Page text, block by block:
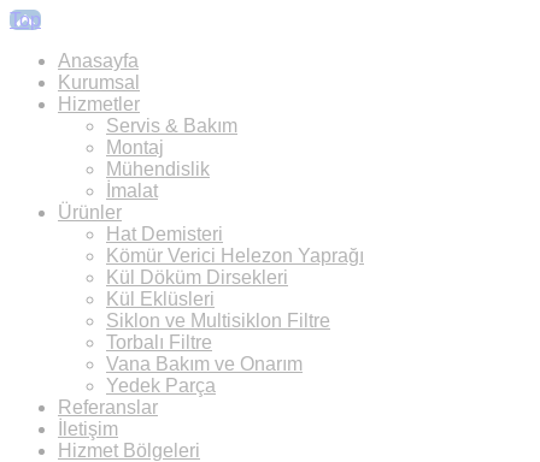
Top
Anasayfa
Kurumsal
Hizmetler
Servis & Bakım
Montaj
Mühendislik
İmalat
Ürünler
Hat Demisteri
Kömür Verici Helezon Yaprağı
Kül Döküm Dirsekleri
Kül Eklüsleri
Siklon ve Multisiklon Filtre
Torbalı Filtre
Vana Bakım ve Onarım
Yedek Parça
Referanslar
İletişim
Hizmet Bölgeleri